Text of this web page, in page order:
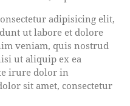
adipisicing elit,
ut labore et dolore
veniam, quis nostrud
ut aliquip ex ea
irure dolor in
sit amet, consectetur